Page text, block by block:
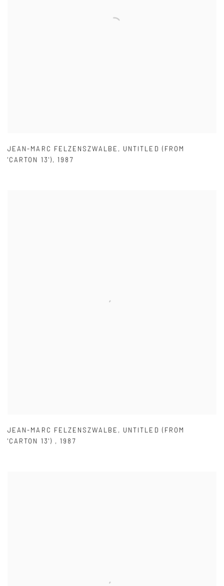
JEAN-MARC FELZENSZWALBE , UNTITLED (FROM
'CARTON 13'),1987
JEAN-MARC FELZENSZWALBE , UNTITLED (FROM
'CARTON 13') ,1987